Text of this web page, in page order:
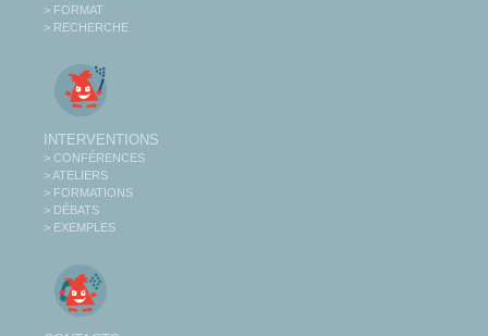
> FORMAT
> RECHERCHE
INTERVENTIONS
> CONFÉRENCES
> ATELIERS
> FORMATIONS
> DÉBATS
> EXEMPLES